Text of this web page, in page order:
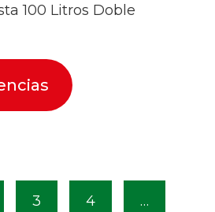
100 Litros Doble
3 4 …